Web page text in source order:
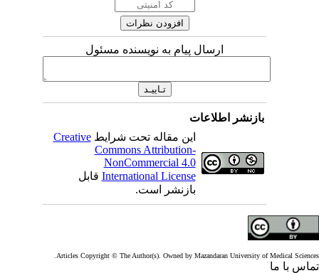
ارسال پیام به نویسنده مسئول
بازنشر اطلاعات
این مقاله تحت شرایطCreative
Commons Attribution-
NonCommercial 4.0
International Licenseقابل
بازنشر است.
Articles Copyright © The Author(s). Owned by Mazandaran University of Medical
با ما